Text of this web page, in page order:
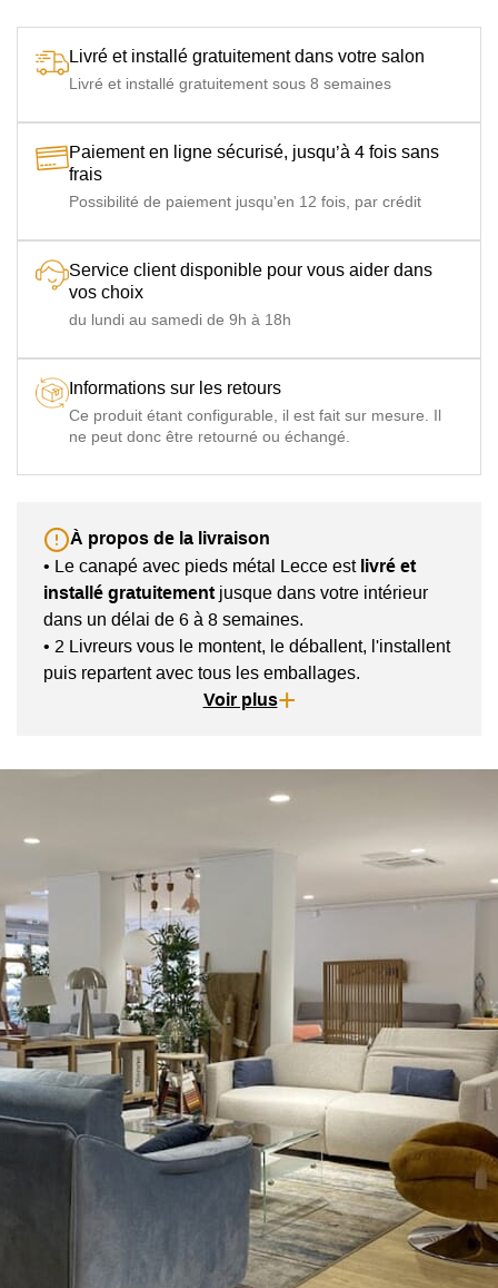
Matelas
HR35
Matelas HR35 13 cm (11 cm de mousse polyuréthane
Haute Résilience (HR) indéformable densité 35 kg/m3 +
double couche de polyester anallergique 200 grammes)
Matelas
SUPER
Matelas SUPER 13 cm (11.5 cm de mousse polyuréthane
Haute Résilience (HR) indéformable densité 45 kg/m3 +
couche Soft 12 Hydrocell)
Matelas
MEMORY
Matelas TOPPER MEMORY 13 cm (8 cm de mousse
densité 35 kg/m3 + double couche à mémoire de forme)
Matelas DN
Matelas DN POCKET 13 cm (Cœur à ressorts ensachés
forme densité 50 kg/m3 + double couche en fibres)
1 Colis (canapé livré monté : vérifiez bien que le canapé
passe les accès de votre logement)
Livré et installé gratuitement dans votre salon
Livré et installé gratuitement sous 8 semaines
Paiement en ligne sécurisé, jusqu’à 4 fois sans
frais
Possibilité de paiement jusqu'en 12 fois, par crédit
Service client disponible pour vous aider dans
vos choix
du lundi au samedi de 9h à 18h
Informations sur les retours
Ce produit étant configurable, il est fait sur mesure. Il
ne peut donc être retourné ou échangé.
À propos de la livraison
• Le canapé avec pieds métal Lecce est livré et
installé gratuitementjusque dans votre intérieur
dans un délai de 6 à 8 semaines.
• 2 Livreurs vous le montent, le déballent, l'installent
puis repartent avec tous les emballages.
• Vous recevez un appel final du transporteur
veillez à bien vous assurer en amont que le produit
franchira les accès de votre logement.
Voir plus